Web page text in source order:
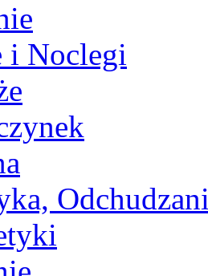
i Noclegi